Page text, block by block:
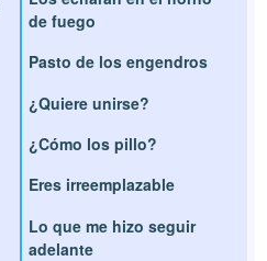
de fuego
Pasto de los engendros
¿Quiere unirse?
¿Cómo los pillo?
Eres irreemplazable
Lo que me hizo seguir
adelante